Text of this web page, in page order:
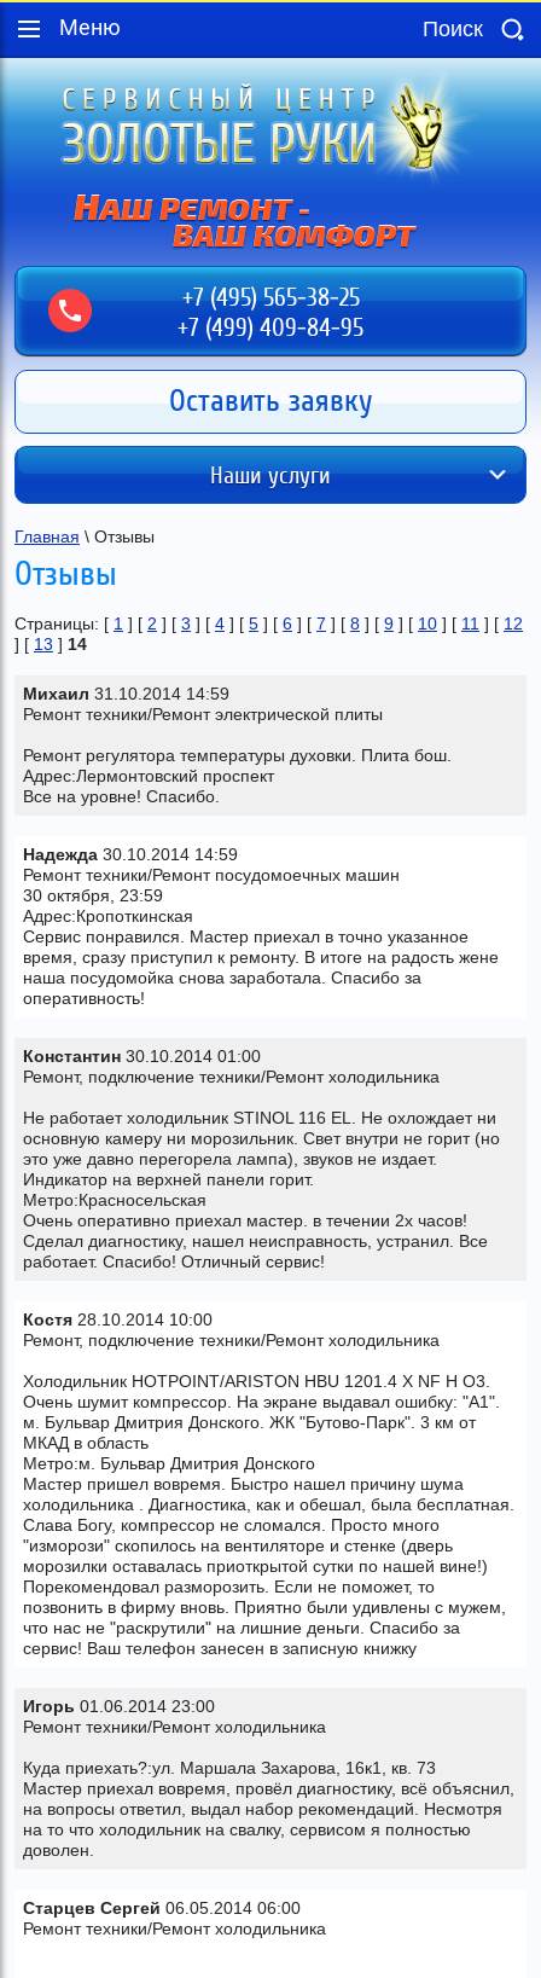
+7 (495) 565-38-25
+7 (499) 409-84-95
Оставить заявку
Меню
Наши услуги
Главная \ Отзывы
Отзывы
Страницы: [ 1 ] [ 2 ] [ 3 ] [ 4 ] [ 5 ] [ 6 ] [ 7 ] [ 8 ] [ 9 ] [ 10 ] [ 11 ] [ 12
] [ 13 ] 14
Михаил 31.10.2014 14:59
Ремонт техники/Ремонт электрической плиты
Ремонт регулятора температуры духовки. Плита бош.
Адрес:Лермонтовский проспект
Все на уровне! Спасибо.
Надежда 30.10.2014 14:59
Ремонт техники/Ремонт посудомоечных машин
30 октября, 23:59
Адрес:Кропоткинская
Сервис понравился. Мастер приехал в точно указанное
время, сразу приступил к ремонту. В итоге на радость жене
наша посудомойка снова заработала. Спасибо за
оперативность!
Константин 30.10.2014 01:00
Ремонт, подключение техники/Ремонт холодильника
Не работает холодильник STINOL 116 EL. Не охлождает ни
основную камеру ни морозильник. Свет внутри не горит (но
это уже давно перегорела лампа), звуков не издает.
Индикатор на верхней панели горит.
Метро:Красносельская
Очень оперативно приехал мастер. в течении 2х часов!
Сделал диагностику, нашел неисправность, устранил. Все
работает. Спасибо! Отличный сервис!
Костя 28.10.2014 10:00
Ремонт, подключение техники/Ремонт холодильника
Холодильник HOTPOINT/ARISTON HBU 1201.4 X NF H O3.
Очень шумит компрессор. На экране выдавал ошибку: "А1".
м. Бульвар Дмитрия Донского. ЖК "Бутово-Парк". 3 км от
МКАД в область
Метро:м. Бульвар Дмитрия Донского
Мастер пришел вовремя. Быстро нашел причину шума
холодильника . Диагностика, как и обешал, была бесплатная.
Слава Богу, компрессор не сломался. Просто много
"изморози" скопилось на вентиляторе и стенке (дверь
морозилки оставалась приоткрытой сутки по нашей вине!)
Порекомендовал разморозить. Если не поможет, то
позвонить в фирму вновь. Приятно были удивлены с мужем,
что нас не "раскрутили" на лишние деньги. Спасибо за
сервис! Ваш телефон занесен в записную книжку
Игорь 01.06.2014 23:00
Ремонт техники/Ремонт холодильника
Куда приехать?:ул. Маршала Захарова, 16к1, кв. 73
Мастер приехал вовремя, провёл диагностику, всё объяснил,
на вопросы ответил, выдал набор рекомендаций. Несмотря
на то что холодильник на свалку, сервисом я полностью
доволен.
Старцев Сергей 06.05.2014 06:00
Ремонт техники/Ремонт холодильника